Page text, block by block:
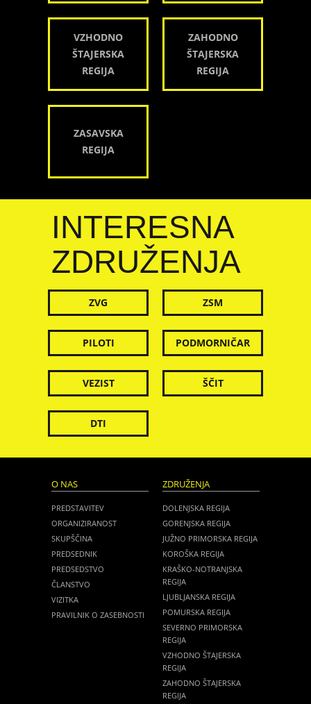
VZHODNO
ŠTAJERSKA
REGIJA
ZAHODNO
ŠTAJERSKA
REGIJA
ZASAVSKA
REGIJA
INTERESNA
ZDRUŽENJA
ZVG ZSM
PILOTI PODMORNIČAR
VEZIST ŠČIT
DTI
O NAS
PREDSTAVITEV
ORGANIZIRANOST
SKUPŠČINA
PREDSEDNIK
PREDSEDSTVO
ČLANSTVO
VIZITKA
PRAVILNIK O ZASEBNOSTI
ZDRUŽENJA
DOLENJSKA REGIJA
GORENJSKA REGIJA
JUŽNO PRIMORSKA REGIJA
KOROŠKA REGIJA
KRAŠKO-NOTRANJSKA
REGIJA
LJUBLJANSKA REGIJA
POMURSKA REGIJA
SEVERNO PRIMORSKA
REGIJA
VZHODNO ŠTAJERSKA
REGIJA
ZAHODNO ŠTAJERSKA
REGIJA